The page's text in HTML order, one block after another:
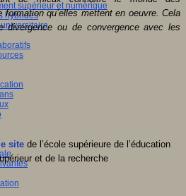
supérieur et numérique
hybrides
qu’elles mettent en oeuvre. Cela
divergence ou de convergence avec les
le site de l’école supérieure de l’éducation
et de la recherche